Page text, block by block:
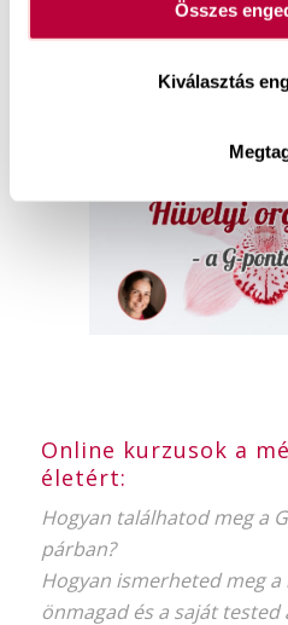
Összes
Kiválasztás
Online kurzusok a
életért:
Hogyan találhatod meg a
párban?
Hogyan ismerheted meg
önmagad és a saját